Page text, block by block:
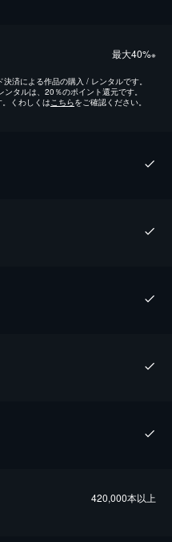
最⼤40%※
済による作品の購入 / レンタルです。
タルは、20％のポイント還元です。
くわしくはこちらをご確認ください。
420,000本以上